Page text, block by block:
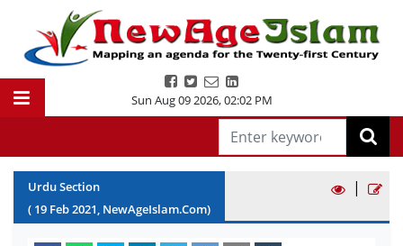
Sun Aug 09 2026,02:02 PM
Urdu Section
( 19 Feb2021, NewAgeIslam.Com)
|